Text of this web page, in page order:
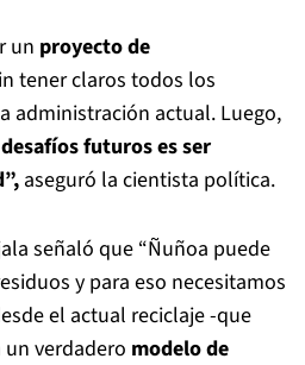
un proyecto de
tener claros todos los
administración actual. Luego,
futuros es ser
aseguró la cientista política.
señaló que “Ñuñoa puede
y para eso necesitamos
el actual reciclaje -que
verdadero modelo de